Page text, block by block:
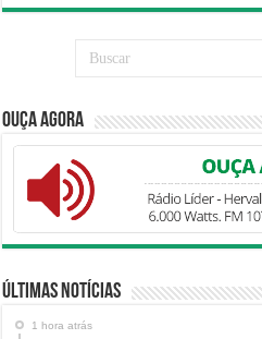
Ouça Agora
Últimas Notícias
1 hora atrás